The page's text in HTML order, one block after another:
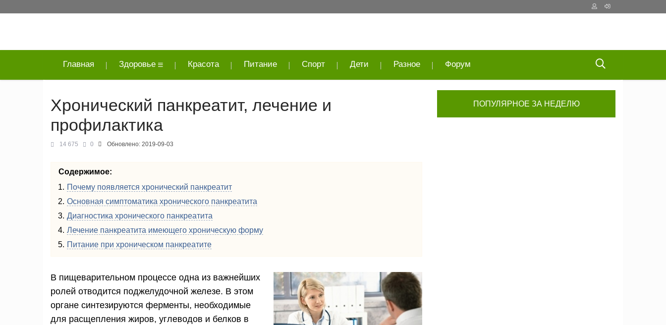
Главная Здоровье Красота Питание Спорт Дети Разное Форум
Хронический панкреатит, лечение и
профилактика
14 675 0 Обновлено: 2019-09-03
Содержимое:
Почему появляется хронический панкреатит
Основная симптоматика хронического панкреатита
Диагностика хронического панкреатита
Лечение панкреатита имеющего хроническую форму
Питание при хроническом панкреатите
В пищеварительном процессе одна из важнейших
ролей отводится поджелудочной железе. В этом
органе синтезируются ферменты, необходимые
для расщепления жиров, углеводов и белков в
ПОПУЛЯРНОЕ ЗА НЕДЕЛЮ